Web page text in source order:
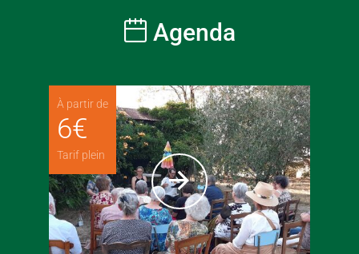
Agenda
À partir de
6€
Tarif plein